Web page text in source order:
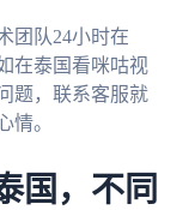
团队24小时在
在泰国看咪咕视
题，联系客服就
情。
国，不同